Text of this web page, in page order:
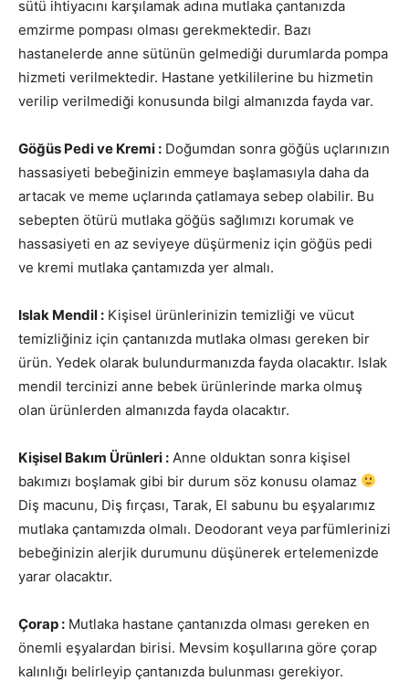
sütü ihtiyacını karşılamak adına mutlaka çantanızda
emzirme pompası olması gerekmektedir. Bazı
hastanelerde anne sütünün gelmediği durumlarda pompa
hizmeti verilmektedir. Hastane yetkililerine bu hizmetin
verilip verilmediği konusunda bilgi almanızda fayda var.
Göğüs Pedi ve Kremi : Doğumdan sonra göğüs uçlarınızın
hassasiyeti bebeğinizin emmeye başlamasıyla daha da
artacak ve meme uçlarında çatlamaya sebep olabilir. Bu
sebepten ötürü mutlaka göğüs sağlımızı korumak ve
hassasiyeti en az seviyeye düşürmeniz için göğüs pedi
ve kremi mutlaka çantamızda yer almalı.
Islak Mendil : Kişisel ürünlerinizin temizliği ve vücut
temizliğiniz için çantanızda mutlaka olması gereken bir
ürün. Yedek olarak bulundurmanızda fayda olacaktır. Islak
mendil tercinizi anne bebek ürünlerinde marka olmuş
olan ürünlerden almanızda fayda olacaktır.
Kişisel Bakım Ürünleri : Anne olduktan sonra kişisel
bakımızı boşlamak gibi bir durum söz konusu olamaz
Diş macunu, Diş fırçası, Tarak, El sabunu bu eşyalarımız
mutlaka çantamızda olmalı. Deodorant veya parfümlerinizi
bebeğinizin alerjik durumunu düşünerek ertelemenizde
yarar olacaktır.
Çorap : Mutlaka hastane çantanızda olması gereken en
önemli eşyalardan birisi. Mevsim koşullarına göre çorap
kalınlığı belirleyip çantanızda bulunması gerekiyor.